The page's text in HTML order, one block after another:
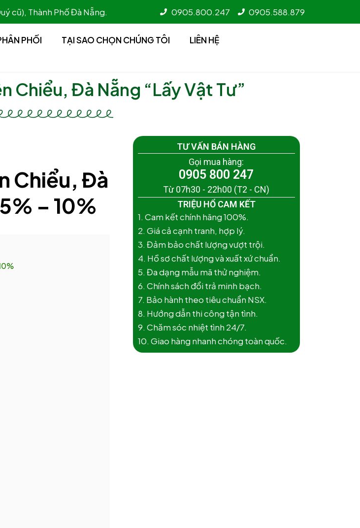
cũ), Thành Phố Đà Nẵng. 0905.800.247 0905.588.879
PHỐI TẠI SAO CHỌN CHÚNG TÔI LIÊN HỆ
Chiểu, Đà Nẵng “Lấy Vật Tư”
Chiểu, Đà
– 10%
TƯ VẤN BÁN HÀNG
Gọi mua hàng:
0905 800 247
Từ 07h30 - 22h00 (T2 - CN)
TRIỆU HỔ CAM KẾT
1. Cam kết chính hãng 100%.
2. Giá cả cạnh tranh, hợp lý.
3. Đảm bảo chất lượng vượt trội.
4. Hồ sơ chất lượng và xuất xứ chuẩn.
5. Đa dạng mẫu mã thử nghiệm.
6. Chính sách đổi trả minh bạch.
7. Bảo hành theo tiêu chuẩn NSX.
8. Hướng dẫn thi công tận tình.
9. Chăm sóc nhiệt tình 24/7.
10. Giao hàng nhanh chóng toàn quốc.